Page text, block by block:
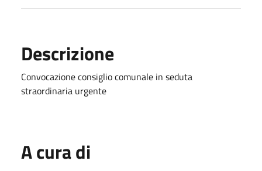
Descrizione
Convocazione consiglio comunale in seduta
straordinaria urgente
A cura di